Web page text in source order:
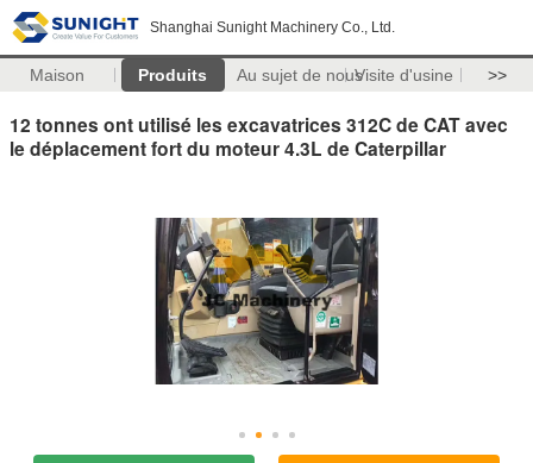
Shanghai Sunight Machinery Co., Ltd.
Maison Produits Au sujet de nousVisite d'usine >>
12 tonnes ont utilisé les excavatrices 312C de CAT avec
le déplacement fort du moteur 4.3L de Caterpillar